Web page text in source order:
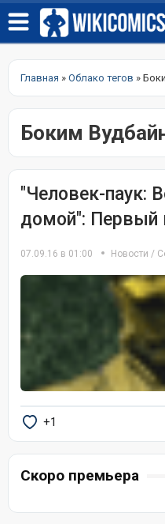
Главная » Облако тегов »
Боким
"Человек-паук:
домой": Первый
07.09.16 в 01:00 Новости /
+1
Скоро премьера